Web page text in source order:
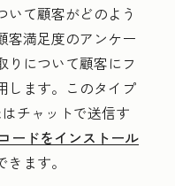
いて顧客がどのよう
客満足度のアンケー
りについて顧客にフ
します。このタイプ
チャットで送信す
ードをインストール
ます。